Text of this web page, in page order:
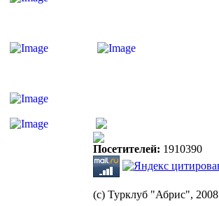
Посетителей: 1910390
(с) Турклуб "Абрис", 2008